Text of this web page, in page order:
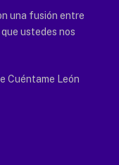
una fusión entre
ustedes nos
Cuéntame León